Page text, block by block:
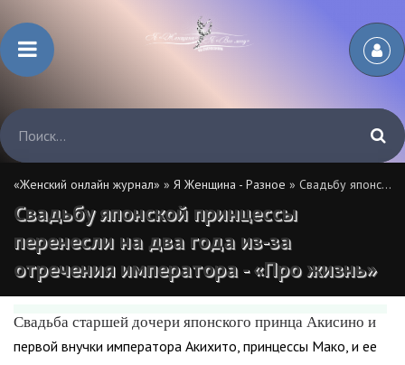
«Женский онлайн журнал» » Я Женщина - Разное » Свадьбу японской принцессы перенесли на два года из-за отречения императора - «Про жизнь»
Свадьбу японской принцессы
перенесли на два года из-за
отречения императора - «Про жизнь»
Свадьба старшей дочери японского принца Акисино и
первой внучки императора Акихито, принцессы Мако, и ее